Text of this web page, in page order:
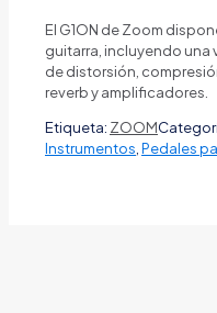
El G1ON de Zoom
guitarra, incluyendo una
de distorsión,
reverb y amplificadores.
Etiqueta: ZOOM
Instrumentos,Pedales